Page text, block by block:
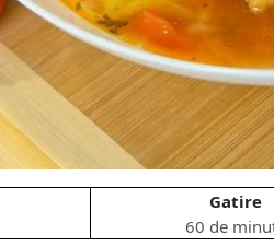
Gatire
60 de